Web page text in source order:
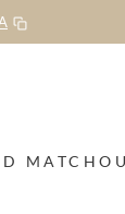
MATCH